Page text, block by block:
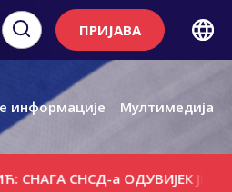
ПРИЈАВА
информације Мултимедија
СНСД-а ОДУВИЈЕК ЈЕ БИЛА У